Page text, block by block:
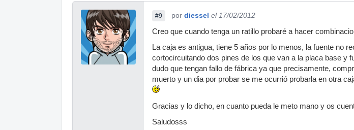
#9 por diessel el 17/02/2012
Creo que cuando tenga un ratillo probaré a hacer
La caja es antigua, tiene 5 años por lo menos, la fuente no
cortocircuitando dos pines de los que van a la placa base y
dudo que tengan fallo de fábrica ya que precisamente,
muerto y un dia por probar se me ocurrió probarla en otra
Gracias y lo dicho, en cuanto pueda le meto mano y os
Saludosss